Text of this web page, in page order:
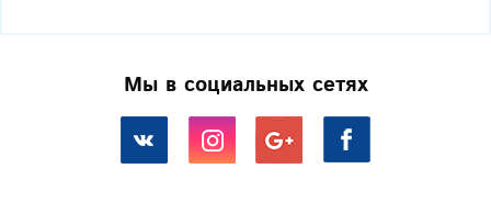
Мы в социальных сетях